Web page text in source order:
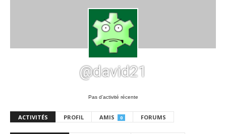
@david21
Pas d’activité récente
ACTIVITÉS PROFIL AMIS 0 FORUMS